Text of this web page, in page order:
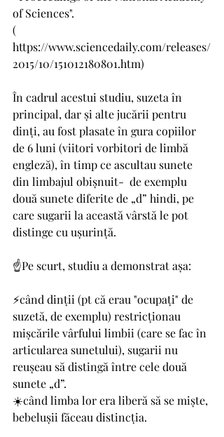
of Sciences".
(
https://www.sciencedaily.com/releases/
2015/10/151012180801.htm)
În cadrul acestui studiu, suzeta în
principal, dar și alte jucării pentru
dinți, au fost plasate în gura copiilor
de 6 luni (viitori vorbitori de limbă
engleză), în timp ce ascultau sunete
din limbajul obișnuit-  de exemplu
două sunete diferite de „d” hindi, pe
care sugarii la această vârstă le pot
distinge cu ușurință.
☝️Pe scurt, studiu a demonstrat așa:
⚡când dinții (pt că erau "ocupați" de
suzetă, de exemplu) restricționau
mișcările vârfului limbii (care se fac în
articularea sunetului), sugarii nu
reușeau să distingă între cele două
sunete „d”.
☀️când limba lor era liberă să se miște,
bebelușii făceau distincția.